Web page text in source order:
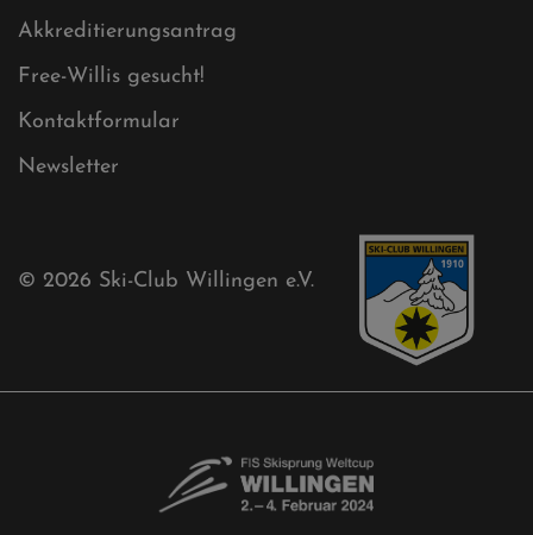
Mühlenkopfschanze
Kontaktformular